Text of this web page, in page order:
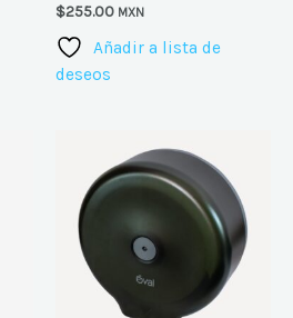
$255.00 MXN
Añadir a lista de
deseos